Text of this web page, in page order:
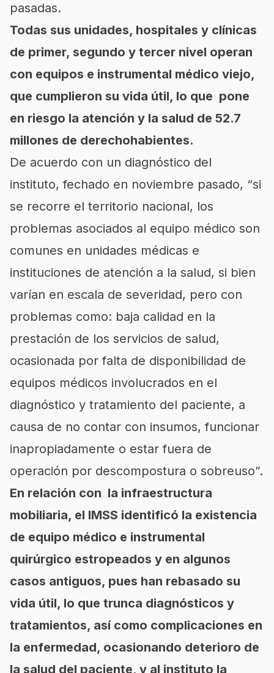
pasadas.
Todas sus unidades, hospitales y clínicas
de primer, segundo y tercer nivel operan
con equipos e instrumental médico viejo,
que cumplieron su vida útil, lo que pone
en riesgo la atención y la salud de 52.7
millones de derechohabientes.
De acuerdo con un diagnóstico del
instituto, fechado en noviembre pasado, “si
se recorre el territorio nacional, los
problemas asociados al equipo médico son
comunes en unidades médicas e
instituciones de atención a la salud, si bien
varían en escala de severidad, pero con
problemas como: baja calidad en la
prestación de los servicios de salud,
ocasionada por falta de disponibilidad de
equipos médicos involucrados en el
diagnóstico y tratamiento del paciente, a
causa de no contar con insumos, funcionar
inapropiadamente o estar fuera de
operación por descompostura o sobreuso”.
En relación con la infraestructura
mobiliaria, el IMSS identificó la existencia
de equipo médico e instrumental
quirúrgico estropeados y en algunos
casos antiguos, pues han rebasado su
vida útil, lo que trunca diagnósticos y
tratamientos, así como complicaciones en
la enfermedad, ocasionando deterioro de
la salud del paciente, y al instituto la